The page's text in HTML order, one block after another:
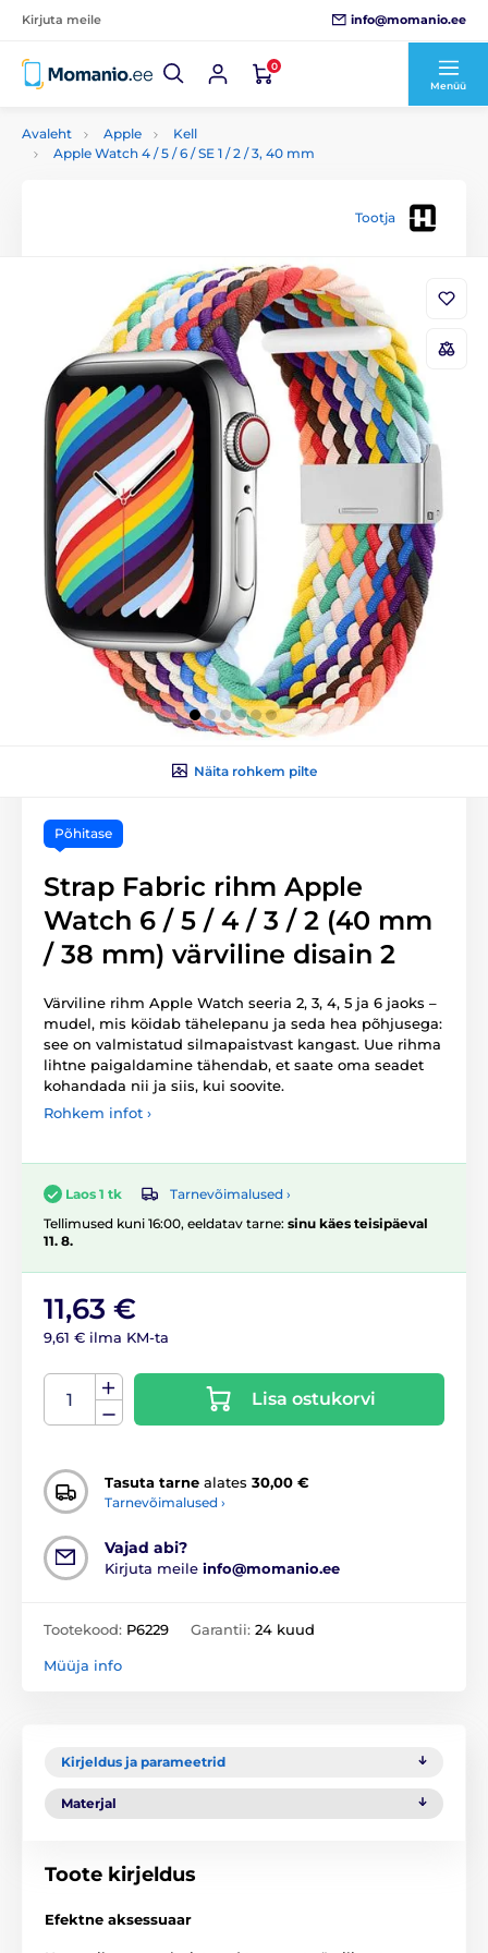
Kirjuta meile info@momanio.ee
0
Menüü
Avaleht Apple
Kell
Apple Watch 4 / 5 / 6 / SE 1 / 2 / 3, 40 mm
Tootja
Näita rohkem pilte
Põhitase
Strap Fabric rihm Apple
Watch 6 / 5 / 4 / 3 / 2 (40 mm
/ 38 mm) värviline disain 2
Värviline rihm Apple Watch seeria 2, 3, 4, 5 ja 6 jaoks –
mudel, mis köidab tähelepanu ja seda hea põhjusega:
see on valmistatud silmapaistvast kangast. Uue rihma
lihtne paigaldamine tähendab, et saate oma seadet
kohandada nii ja siis, kui soovite.
Rohkem infot ›
Laos 1 tk
Tarnevõimalused ›
Tellimused kuni 16:00, eeldatav tarne: sinu käes teisipäeval
11. 8.
11,63 €
9,61 € ilma KM-ta
Lisa ostukorvi
Tasuta tarne alates 30,00 €
Tarnevõimalused ›
Vajad abi?
Kirjuta meile info@momanio.ee
Tootekood: P6229 Garantii: 24 kuud
Müüja info
Kirjeldus ja parameetrid
Materjal
Toote kirjeldus
Efektne aksessuaar